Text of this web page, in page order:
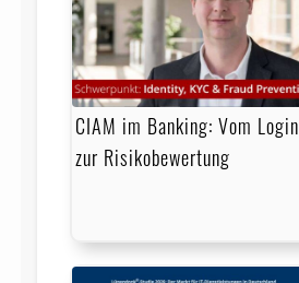
CIAM im Banking: Vom Login
zur Risikobewertung